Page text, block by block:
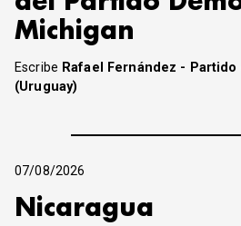
Michigan
Escribe Rafael Fernández -
(Uruguay)
07/08/2026
Nicaragua